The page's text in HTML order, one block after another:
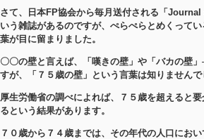
さて、日本FP協会から毎月送付される「
いう雑誌があるのですが、ぺらぺらとめくってい
葉が目に留まりました。
〇〇の壁と言えば、「嘆きの壁」や「バカの壁」
すが、「７５歳の壁」という言葉は知りませんで
厚生労働省の調べによれば、７５歳を超えると
るという結果があります。
７０歳から７４歳までは、その年代の人口にお